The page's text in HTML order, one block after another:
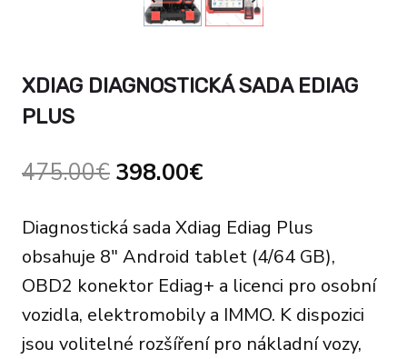
XDIAG DIAGNOSTICKÁ SADA EDIAG
PLUS
475.00€ Original
was:
475.00€.
398.00€
is:
398.00€.
Diagnostická sada Xdiag Ediag Plus
obsahuje 8″ Android tablet (4/64 GB),
OBD2 konektor Ediag+ a licenci pro osobní
vozidla, elektromobily a IMMO. K dispozici
jsou volitelné rozšíření pro nákladní vozy,